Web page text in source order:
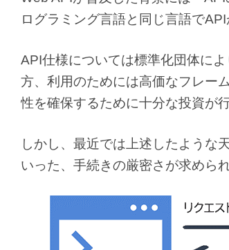
ログラミング言語と同じ言語で
API仕様については標準化団体に
方、利用のためには高価なフレー
性を確保するために十分な投資が
しかし、最近では上述したような
いった、手続きの厳密さが求めら